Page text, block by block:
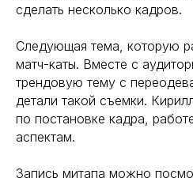
сделать несколько кадров.
Следующая тема, которую
матч-каты. Вместе с
трендовую тему с
детали такой съемки.
по постановке кадра,
аспектам.
Запись митапа можно